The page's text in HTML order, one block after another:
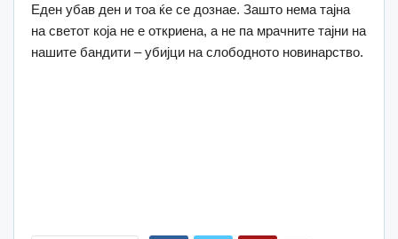
Еден убав ден и тоа ќе се дознае. Зашто нема тајна
на светот која не е откриена, а не па мрачните тајни на
нашите бандити – убијци на слободното новинарство.